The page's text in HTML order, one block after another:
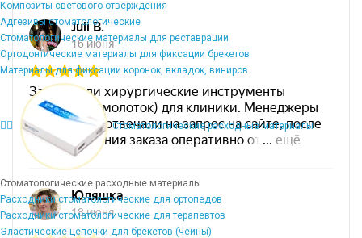
Композиты светового отверждения
Адгезивы стоматологические
Стоматологические материалы для реставрации
Ортодонтические материалы для фиксации брекетов
Материалы для фиксации коронок, вкладок, виниров
Стоматологические расходные материалы
Стоматологические расходные материалы
Расходники стоматологические для ортопедов
Расходники стоматологические для терапевтов
Эластические цепочки для брекетов (чейны)